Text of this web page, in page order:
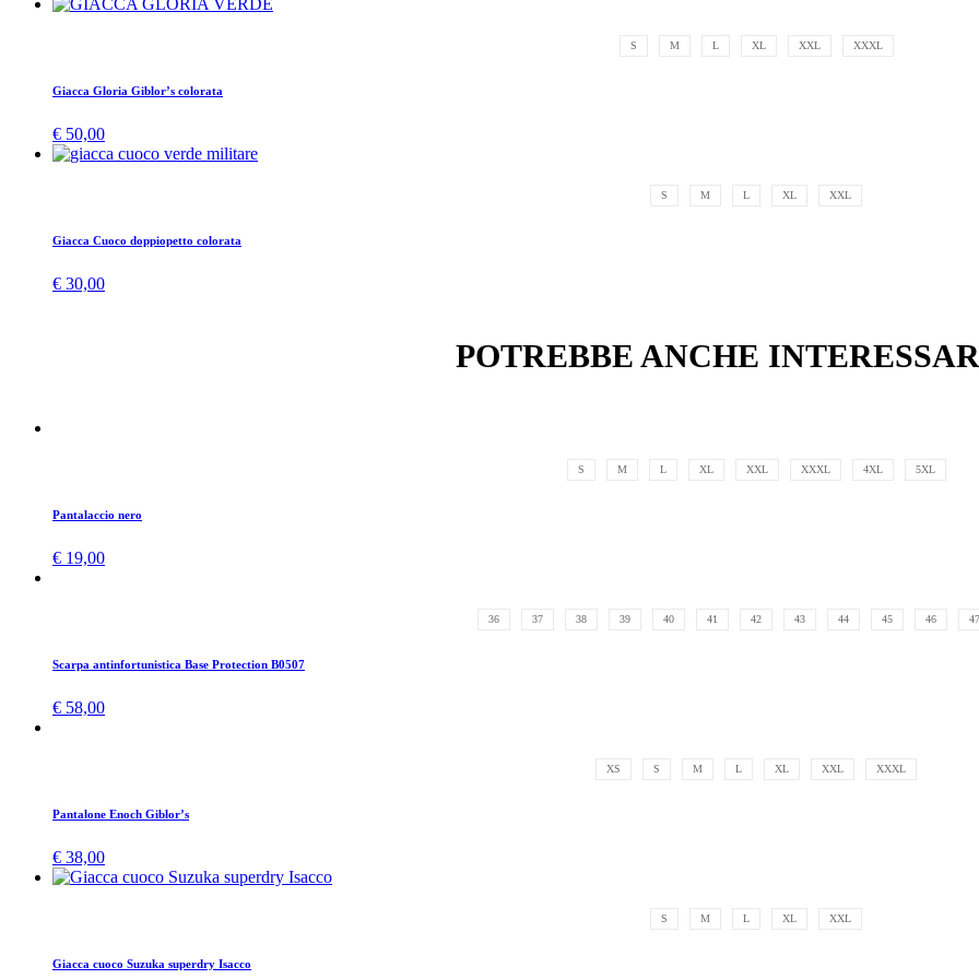
S M L XL XXL XXXL
Giacca Gloria Giblor’s colorata
€ 50,00
S M L XL XXL
Giacca Cuoco doppiopetto colorata
€ 30,00
POTREBBE ANCHE
S M L XL XXL XXXL 4XL 5XL
Pantalaccio nero
€ 19,00
36 37 38 39 40 41 42 43 44 45 46 47
Scarpa antinfortunistica Base Protection B0507
€ 58,00
XS S M L XL XXL XXXL
Pantalone Enoch Giblor’s
€ 38,00
S M L XL XXL
Giacca cuoco Suzuka superdry Isacco